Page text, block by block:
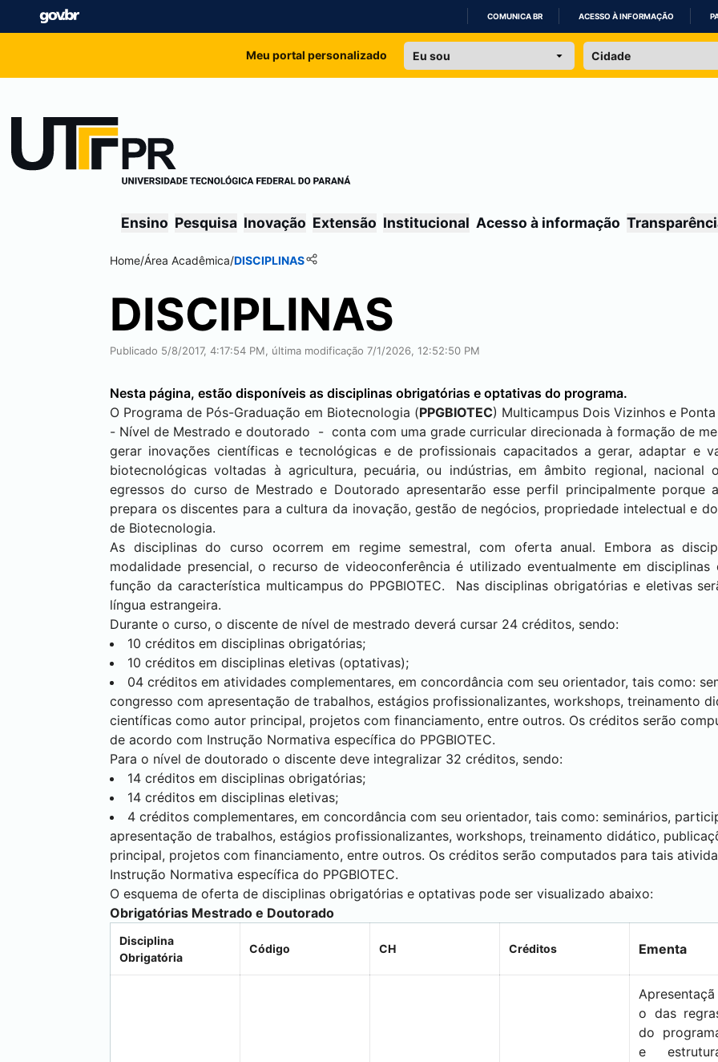
IR
COMUNICA BR ACESSO À INFORMAÇÃO
Meu portal personalizado
Ensino Pesquisa Inovação Extensão Institucional Acesso à informação
Home/Área Acadêmica/DISCIPLINAS
DISCIPLINAS
Publicado 5/8/2017, 4:17:54 PM, última modificação 7/1/2026, 12:52:50 PM
Nesta página, estão disponíveis as disciplinas obrigatórias e optativas do programa.
O Programa de Pós-Graduação em Biotecnologia (PPGBIOTEC) Multicampus Dois Vizinhos e
- Nível de Mestrado e doutorado - conta com uma grade curricular direcionada à formação de
gerar inovações científicas e tecnológicas e de profissionais capacitados a gerar, adaptar e
biotecnológicas voltadas à agricultura, pecuária, ou indústrias, em âmbito regional, nacional
egressos do curso de Mestrado e Doutorado apresentarão esse perfil principalmente porque
prepara os discentes para a cultura da inovação, gestão de negócios, propriedade intelectual e
de Biotecnologia.
As disciplinas do curso ocorrem em regime semestral, com oferta anual. Embora as
modalidade presencial, o recurso de videoconferência é utilizado eventualmente em
função da característica multicampus do PPGBIOTEC. Nas disciplinas obrigatórias e eletivas
língua estrangeira.
Durante o curso, o discente de nível de mestrado deverá cursar 24 créditos, sendo:
10 créditos em disciplinas obrigatórias;
10 créditos em disciplinas eletivas (optativas);
04 créditos em atividades complementares, em concordância com seu orientador, tais como:
congresso com apresentação de trabalhos, estágios profissionalizantes, workshops, treinamento
científicas como autor principal, projetos com financiamento, entre outros. Os créditos serão
de acordo com Instrução Normativa específica do PPGBIOTEC.
Para o nível de doutorado o discente deve integralizar 32 créditos, sendo:
14 créditos em disciplinas obrigatórias;
14 créditos em disciplinas eletivas;
4 créditos complementares, em concordância com seu orientador, tais como: seminários,
apresentação de trabalhos, estágios profissionalizantes, workshops, treinamento didático,
principal, projetos com financiamento, entre outros. Os créditos serão computados para tais
Instrução Normativa específica do PPGBIOTEC.
O esquema de oferta de disciplinas obrigatórias e optativas pode ser visualizado abaixo:
Obrigatórias Mestrado e Doutorado
Disciplina
Obrigatória
Código CH Créditos Ementa
Apresentaçã
o das
do
e